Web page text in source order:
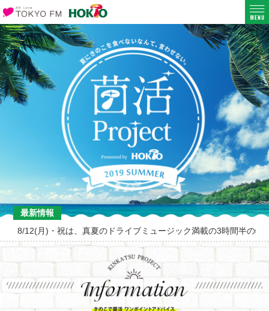
最新情報
8/12(月)・祝は、真夏のドライブミュージック満載の3時間半の特